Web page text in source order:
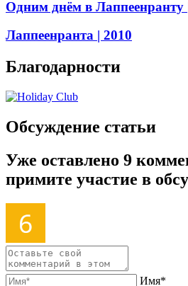
Одним днём в Лаппеенранту
Лаппеенранта | 2010
Благодарности
Обсуждение статьи
Уже оставлено 9
примите участие в
Имя*